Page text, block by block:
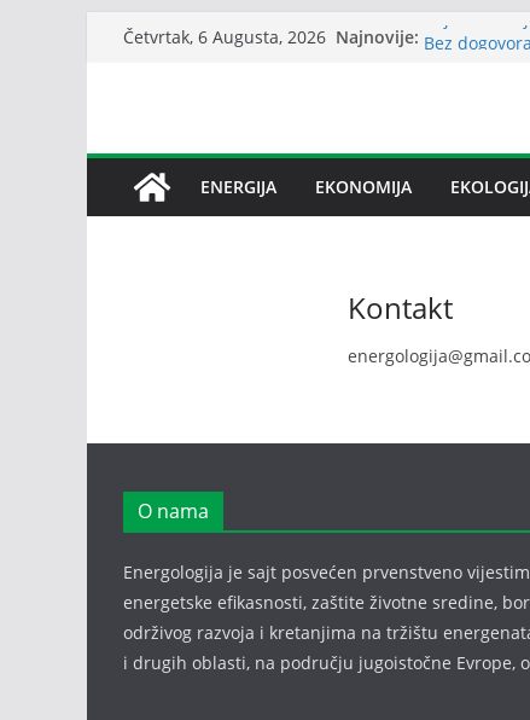
Četvrtak, 6 Augusta, 2026 Najnovije:
Čajniče
Bez
Srbija:
nafte NIS-u
ENERGIJA EKONOMIJA
Kontakt
O nama
Energologija je sajt posvećen prvenstveno
energetske efikasnosti, zaštite životne sredine,
održivog razvoja i kretanjima na tržištu
i drugih oblasti, na području jugoistočne Evrope,